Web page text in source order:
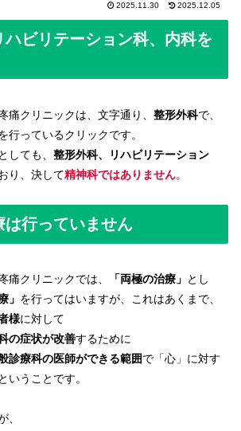
2025.11.30 2025.12.05
ハビリテーション科、内科を
痛クリニックは、文字通り、 整形外科で、
行っているクリックです。
しても、 整形外科、リハビリテーション
り、決して精神科ではありません。
は行っていません
痛クリニックでは、 「両極の治療」 とし
」 を行ってはいますが、これはあくまで、
様に対して
の症状が改善するために
診療科の医師ができる範囲で「心」に対す
いうことです。
、